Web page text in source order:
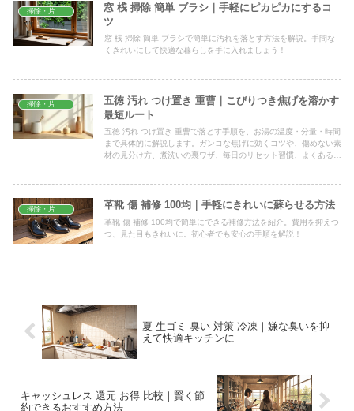
窓 桟 掃除 簡単 ブラシ｜手軽にピカピカにするコ
ツ
窓 桟 掃除 簡単 ブラシで簡単に汚れを落とす方法を解説。手間な
くきれいにして快適な暮らしを手に入れましょう！
五徳 汚れ つけ置き 重曹｜こびりつき焦げを溶かす
最短ルート
五徳 汚れ つけ置き 重曹で落とす手順を、お湯の温度・分量・時間
まで具体的に解説します。ガンコな焦げに効くコツや、傷めない素
材の見分け方、煮洗いの裏ワザ、毎日のリセット習慣、よくある失
革靴 傷 補修 100均｜手軽にきれいに蘇らせる方法
革靴 傷 補修 100均で簡単にできる補修方法を紹介。費用を抑えつ
つ、見た目もきれいに。初心者でも安心の手順を解説！
夏 生ゴミ 臭い 対策 冷凍｜嫌な臭いを抑
えて快適キッチンに
キャッシュレス 還元 お得 比較｜賢く節
約できるおすすめ方法